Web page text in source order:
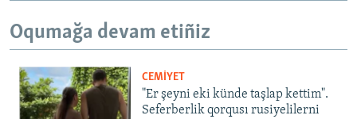
Oqumağa devam etiñiz
CEMİYET
"Er şeyni eki künde taşlap kettim".
Seferberlik qorqusı rusiyelilerni